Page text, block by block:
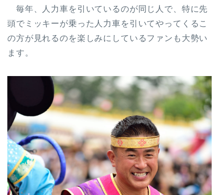
毎年、人力車を引いているのが同じ人で、特に先
頭でミッキーが乗った人力車を引いてやってくるこ
の方が見れるのを楽しみにしているファンも大勢い
ます。